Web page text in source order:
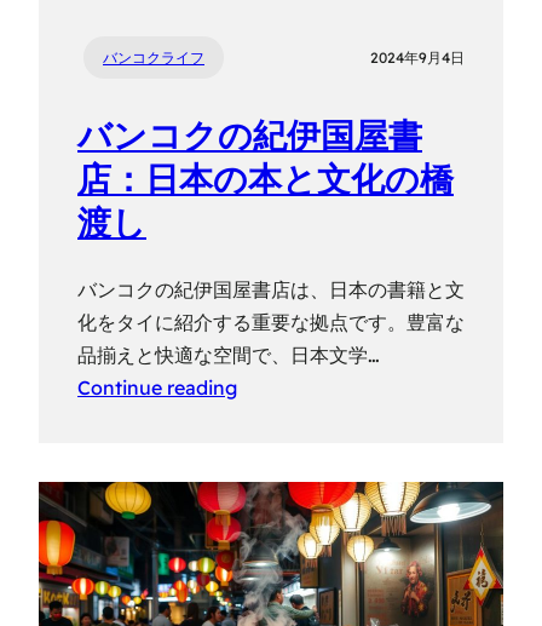
バンコクライフ 2024年9月4日
バンコクの紀伊国屋書
店：日本の本と文化の橋
渡し
バンコクの紀伊国屋書店は、日本の書籍と文
化をタイに紹介する重要な拠点です。豊富な
品揃えと快適な空間で、日本文学…
Continue reading